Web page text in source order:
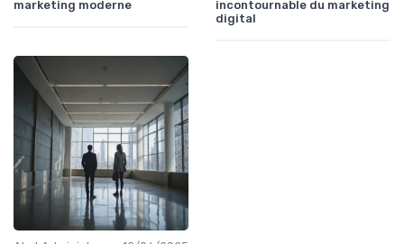
marketing moderne
incontournable du marketing
digital